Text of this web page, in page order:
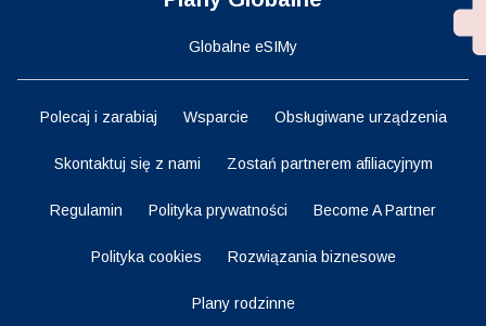
Globalne eSIMy
Polecaj i zarabiaj Wsparcie Obsługiwane urządzenia
Skontaktuj się z nami Zostań partnerem afiliacyjnym
Regulamin Polityka prywatności Become A Partner
Polityka cookies Rozwiązania biznesowe
Plany rodzinne